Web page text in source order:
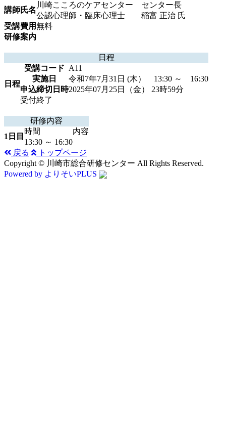
講師氏名
川崎こころのケアセンター センター長
公認心理師・臨床心理士 稲富 正治 氏
受講費用無料
研修案内
日程
日程
受講コード A11
実施日
令和7年7月31日 (木） 13:30 ～ 16:30
申込締切日時2025年07月25日（金） 23時59分
受付終了
研修内容
1日目
時間
内容
13:30 ～ 16:30
戻る
トップページ
Copyright © 川崎市総合研修センター All Rights Reserved.
Powered by よりそいPLUS